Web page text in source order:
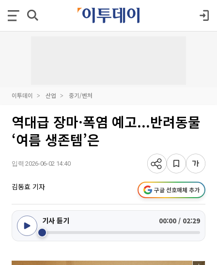
이투데이 산업 중기/벤처
역대급 장마·폭염 예고...반려동물
‘여름 생존템’은
입력 2026-06-02 14:40
김동효 기자 구글 선호매체 추가
기사 듣기 00:00 / 02:29